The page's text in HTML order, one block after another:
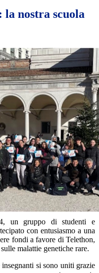
nostra scuola
un gruppo di studenti e
con entusiasmo a una
fondi a favore di Telethon,
malattie genetiche rare.
insegnanti si sono uniti grazie